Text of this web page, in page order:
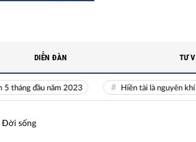
đầu năm 2023 Hiền tài là nguyên khí Quốc
DIỄN ĐÀN TƯ
Đời sống